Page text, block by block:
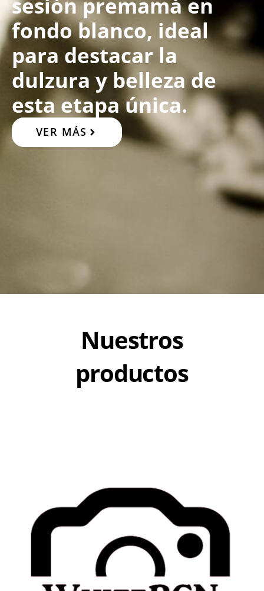
sesión premamá en
fondo blanco, ideal
para destacar la
dulzura y belleza de
esta etapa única.
VER MÁS
Nuestros
productos